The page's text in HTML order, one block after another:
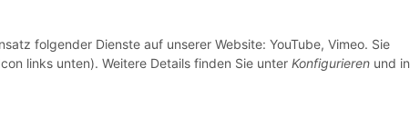
folgender Dienste auf unserer Website: YouTube, Vimeo. Sie
links unten). Weitere Details finden Sie unter Konfigurieren und in